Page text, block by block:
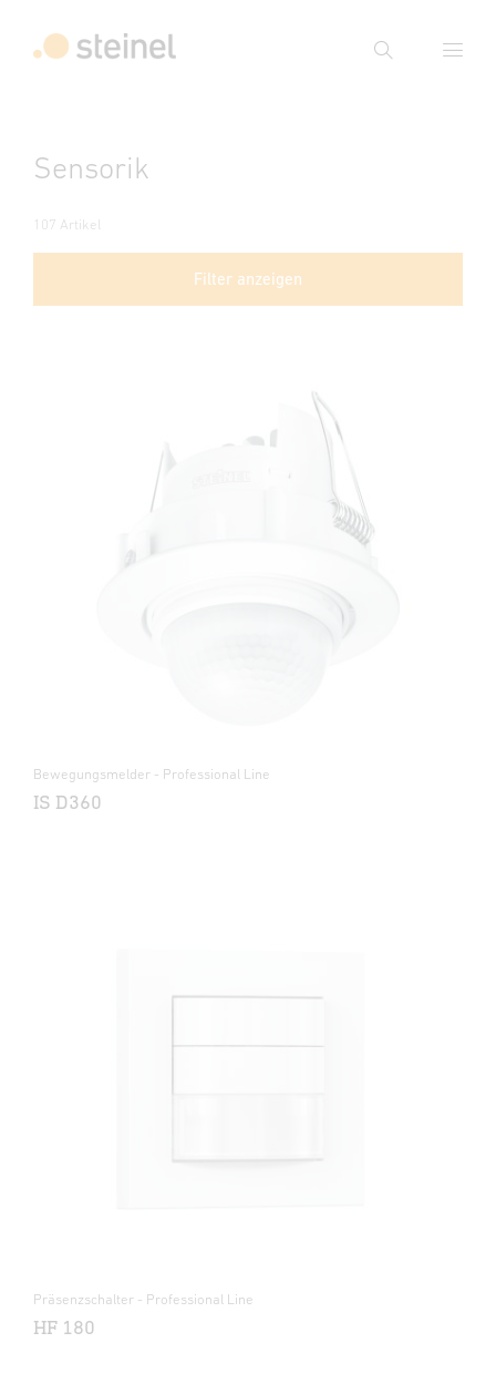
Suche
Suche
Sensorik
107 Artikel
Filter anzeigen
Bewegungsmelder - Professional Line
IS D360
Präsenzschalter - Professional Line
HF 180